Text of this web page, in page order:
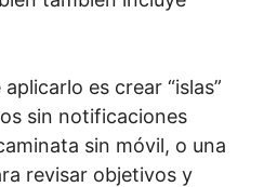
es crear “islas”
sin notificaciones
sin móvil, o una
revisar objetivos y